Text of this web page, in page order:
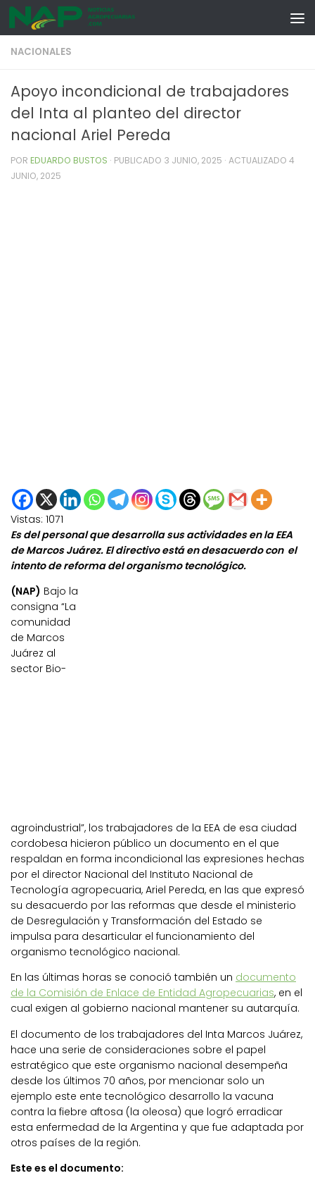
Skip to content
NACIONALES
Apoyo incondicional de trabajadores
del Inta al planteo del director
nacional Ariel Pereda
POR EDUARDO BUSTOS · PUBLICADO 3 JUNIO, 2025 · ACTUALIZADO 4
JUNIO, 2025
Vistas: 1071
Es del personal que desarrolla sus actividades en la EEA
de Marcos Juárez. El directivo está en desacuerdo con el
intento de reforma del organismo tecnológico.
(NAP) Bajo la
consigna “La
comunidad
de Marcos
Juárez al
sector Bio-
agroindustrial”, los trabajadores de la EEA de esa ciudad
cordobesa hicieron público un documento en el que
respaldan en forma incondicional las expresiones hechas
por el director Nacional del Instituto Nacional de
Tecnología agropecuaria, Ariel Pereda, en las que expresó
su desacuerdo por las reformas que desde el ministerio
de Desregulación y Transformación del Estado se
impulsa para desarticular el funcionamiento del
organismo tecnológico nacional.
En las últimas horas se conoció también un documento
de la Comisión de Enlace de Entidad Agropecuarias, en el
cual exigen al gobierno nacional mantener su autarquía.
El documento de los trabajadores del Inta Marcos Juárez,
hace una serie de consideraciones sobre el papel
estratégico que este organismo nacional desempeña
desde los últimos 70 años, por mencionar solo un
ejemplo este ente tecnológico desarrollo la vacuna
contra la fiebre aftosa (la oleosa) que logró erradicar
esta enfermedad de la Argentina y que fue adaptada por
otros países de la región.
Este es el documento: